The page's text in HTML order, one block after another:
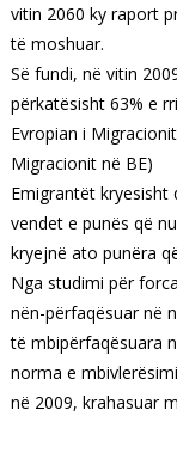
vitin 2060 ky raport
të moshuar.
Së fundi, në vitin
përkatësisht 63% e
Evropian i
Migracionit në BE)
Emigrantët kryesisht
vendet e punës që
kryejnë ato punëra
Nga studimi për
nën-përfaqësuar në
të mbipërfaqësuara
norma e
në 2009, krahasuar